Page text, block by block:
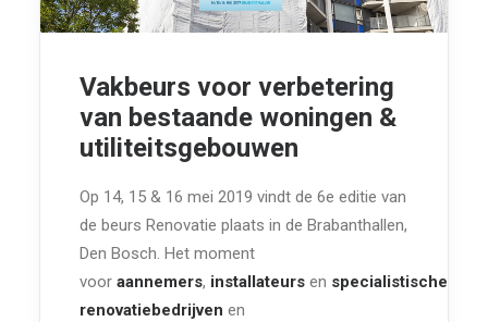
Vakbeurs voor verbetering
van bestaande woningen &
utiliteitsgebouwen
Op 14, 15 & 16 mei 2019 vindt de 6e editie van
de beurs Renovatie plaats in de Brabanthallen,
Den Bosch. Het moment
voor aannemers, installateurs en specialistische
renovatiebedrijven en